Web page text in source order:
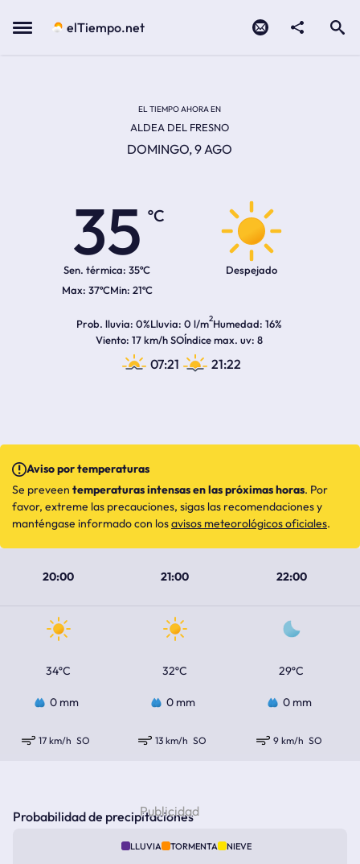
Menu elTiempo.net
EL TIEMPO AHORA EN
ALDEA DEL FRESNO
DOMINGO, 9 AGO
35
ºC
Sen. térmica: 35ºC
37ºC 21ºC
Despejado
Prob. lluvia 0%Lluvia 0 l/m2Humedad 16%
Viento 17 km/h SOÍndice max. uv 8
07:21 21:22
20:00 21:00 22:00
34ºC 32ºC 29ºC
0 mm 0 mm 0 mm
17 km/h SO 13 km/h SO 9 km/h SO
Aviso por temperaturas
Se preveen temperaturas intensas en las próximas horas. Por
favor, extreme las precauciones, sigas las recomendaciones y
manténgase informado con losavisos meteorológicos oficiales.
Probabilidad de precipitaciones
LLUVIA TORMENTA NIEVE